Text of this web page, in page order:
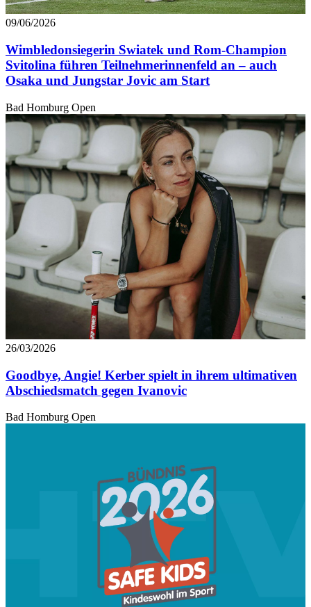
09/06/2026
Wimbledonsiegerin Swiatek und Rom-Champion
Svitolina führen Teilnehmerinnenfeld an – auch
Osaka und Jungstar Jovic am Start
Bad Homburg Open
26/03/2026
Goodbye, Angie! Kerber spielt in ihrem ultimativen
Abschiedsmatch gegen Ivanovic
Bad Homburg Open